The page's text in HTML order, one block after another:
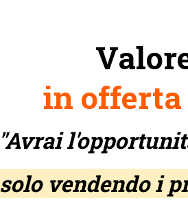
in offerta
"Avrai
solo vendendo i